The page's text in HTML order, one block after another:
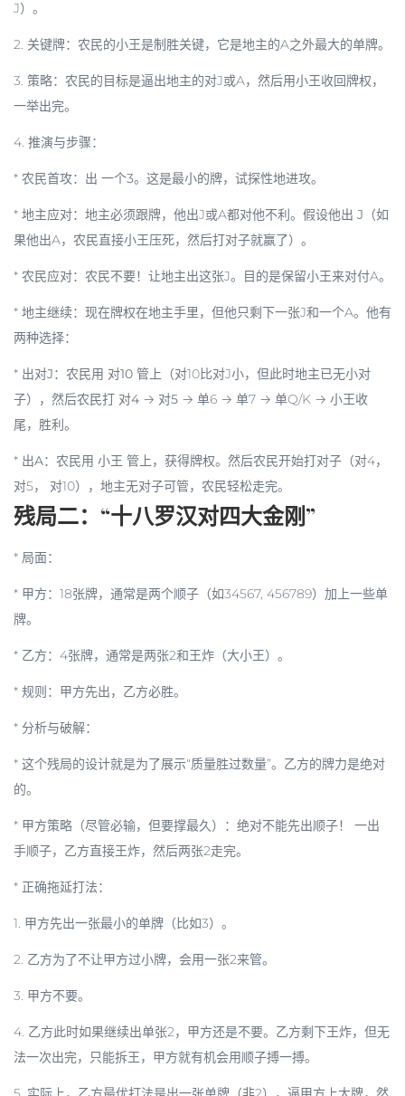
J）。
2. 关键牌：农民的小王是制胜关键，它是地主的A之外最大的单牌。
3. 策略：农民的目标是逼出地主的对J或A，然后用小王收回牌权，
一举出完。
4. 推演与步骤：
* 农民首攻：出 一个3。这是最小的牌，试探性地进攻。
* 地主应对：地主必须跟牌，他出J或A都对他不利。假设他出 J （如
果他出A，农民直接小王压死，然后打对子就赢了）。
* 农民应对：农民不要！让地主出这张J。目的是保留小王来对付A。
* 地主继续：现在牌权在地主手里，但他只剩下一张J和一个A。他有
两种选择：
* 出对J：农民用 对10 管上（对10比对J小，但此时地主已无小对
子），然后农民打 对4 → 对5 → 单6 → 单7 → 单Q/K → 小王收
尾，胜利。
* 出A：农民用 小王 管上，获得牌权。然后农民开始打对子 （对4，
对5， 对10），地主无对子可管，农民轻松走完。
残局二：“十八罗汉对四大金刚”
* 局面：
* 甲方：18张牌，通常是两个顺子（如34567, 456789）加上一些单
牌。
* 乙方：4张牌，通常是两张2和王炸（大小王）。
* 规则：甲方先出，乙方必胜。
* 分析与破解：
* 这个残局的设计就是为了展示“质量胜过数量”。乙方的牌力是绝对
的。
* 甲方策略 （尽管必输，但要撑最久）： 绝对不能先出顺子！
一出
手顺子，乙方直接王炸，然后两张2走完。
* 正确拖延打法：
1. 甲方先出一张最小的单牌 （比如3）。
2. 乙方为了不让甲方过小牌，会用一张2来管。
3. 甲方不要。
4. 乙方此时如果继续出单张2，甲方还是不要。乙方剩下王炸，但无
法一次出完，只能拆王，甲方就有机会用顺子搏一搏。